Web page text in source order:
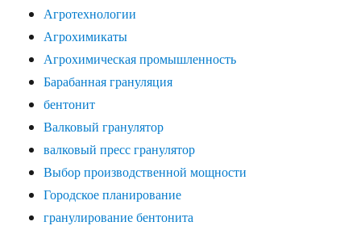
Агротехнологии
Агрохимикаты
Агрохимическая промышленность
Барабанная грануляция
бентонит
Валковый гранулятор
валковый пресс гранулятор
Выбор производственной мощности
Городское планирование
гранулирование бентонита